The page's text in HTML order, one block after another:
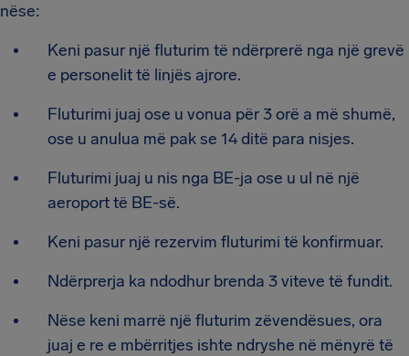
nëse:
Keni pasur një fluturim të ndërprerë nga një grevë
e personelit të linjës ajrore.
Fluturimi juaj ose u vonua për 3 orë a më shumë,
ose u anulua më pak se 14 ditë para nisjes.
Fluturimi juaj u nis nga BE-ja ose u ul në një
aeroport të BE-së.
Keni pasur një rezervim fluturimi të konfirmuar.
Ndërprerja ka ndodhur brenda 3 viteve të fundit.
Nëse keni marrë një fluturim zëvendësues, ora
juaj e re e mbërritjes ishte ndryshe në mënyrë të